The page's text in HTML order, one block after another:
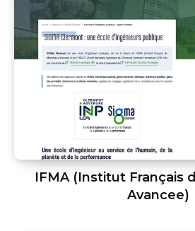
IFMA (Institut Français
Avancee)